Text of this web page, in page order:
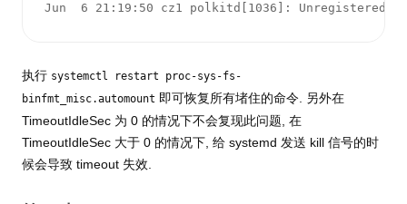
Jun  6 21:19:50 cz1 polkitd[1036]: Unregistered
执行 systemctl restart proc-sys-fs-
binfmt_misc.automount 即可恢复所有堵住的命令. 另外在
TimeoutIdleSec 为 0 的情况下不会复现此问题, 在
TimeoutIdleSec 大于 0 的情况下, 给 systemd 发送 kill 信号的时
候会导致 timeout 失效.